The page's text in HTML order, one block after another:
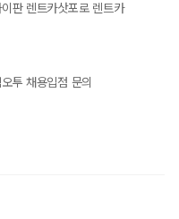
판 렌트카삿포로 렌트카
오투 채용입점 문의